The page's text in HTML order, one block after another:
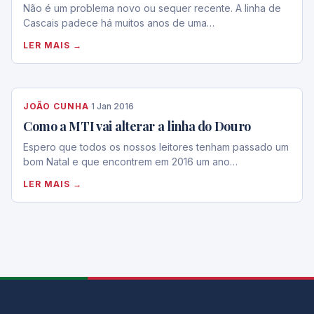
Não é um problema novo ou sequer recente. A linha de
Cascais padece há muitos anos de uma…
LER MAIS →
JOÃO CUNHA·1 Jan 2016
Como a MTI vai alterar a linha do Douro
Espero que todos os nossos leitores tenham passado um
bom Natal e que encontrem em 2016 um ano…
LER MAIS →